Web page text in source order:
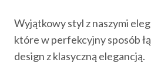
wynosiła:
145.00 zł.
Wyjątkowy styl z naszymi
które w perfekcyjny sposób
design z klasyczną elegancją.